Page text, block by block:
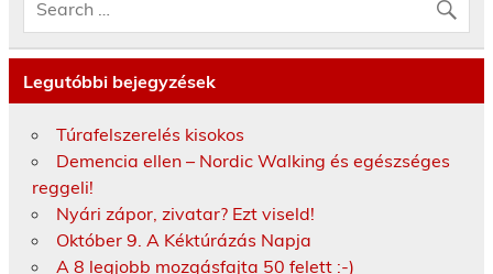
Legutóbbi bejegyzések
Túrafelszerelés kisokos
Demencia ellen – Nordic Walking és egészséges
reggeli!
Nyári zápor, zivatar? Ezt viseld!
Október 9. A Kéktúrázás Napja
A 8 legjobb mozgásfajta 50 felett :-)